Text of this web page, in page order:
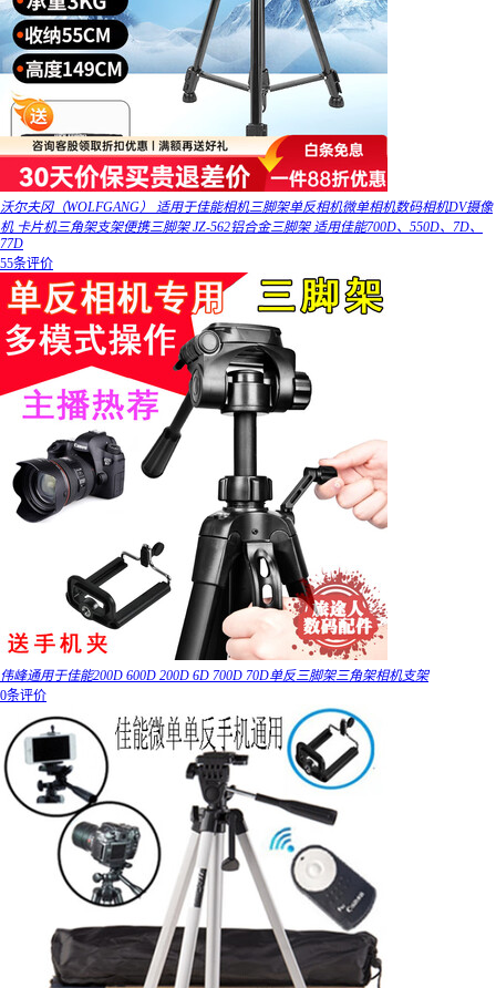
沃尔夫冈（WOLFGANG） 适用于佳能相机三脚架单反相机微单相机数码相机DV摄像
机 卡片机三角架支架便携三脚架 JZ-562铝合金三脚架 适用佳能700D、550D、7D、
77D
55条评价
伟峰通用于佳能200D 600D 200D 6D 700D 70D单反三脚架三角架相机支架
0条评价